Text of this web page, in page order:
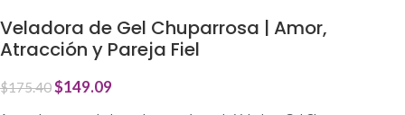
Veladora de Gel Chuparrosa | Amor,
Atracción y Pareja Fiel
$175.40$149.09